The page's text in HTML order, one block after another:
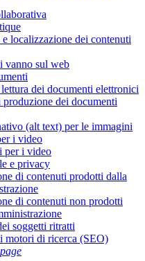
localizzazione dei contenuti
vanno sul web
dei documenti elettronici
dei documenti
(alt text) per le immagini
i video
per i video
e privacy
di contenuti prodotti dalla
di contenuti non prodotti
soggetti ritratti
motori di ricerca (SEO)